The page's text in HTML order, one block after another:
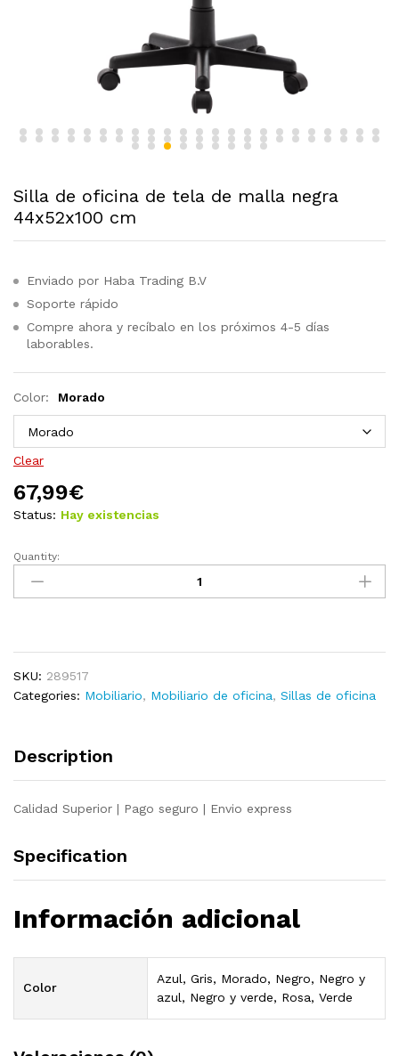
Silla de oficina de tela de malla negra
44x52x100 cm
Enviado por Haba Trading B.V
Soporte rápido
Compre ahora y recíbalo en los próximos 4-5 días
laborables.
Color: Morado
Clear
67,99€
Status: Hay existencias
Silla
oficina
malla
negra
quantity
Quantity:
SKU: 289517
Categories: Mobiliario, Mobiliario de oficina, Sillas de oficina
Description
Calidad Superior | Pago seguro | Envio express
Specification
Información adicional
Color
Azul, Gris, Morado, Negro, Negro y
azul, Negro y verde, Rosa, Verde